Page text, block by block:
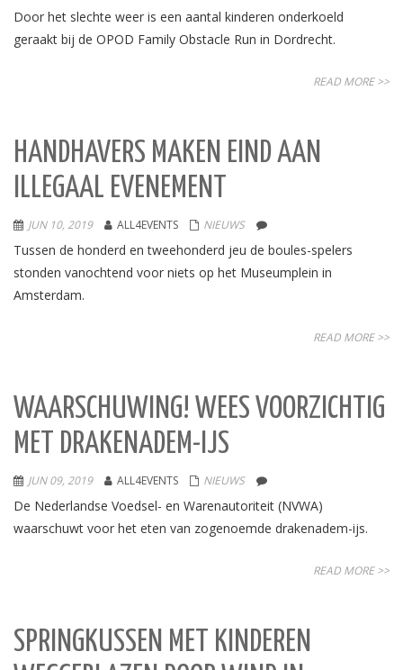
Door het slechte weer is een aantal kinderen onderkoeld
geraakt bij de OPOD Family Obstacle Run in Dordrecht.
READ MORE >>
HANDHAVERS MAKEN EIND AAN
ILLEGAAL EVENEMENT
JUN 10, 2019 ALL4EVENTS NIEUWS
Tussen de honderd en tweehonderd jeu de boules-spelers
stonden vanochtend voor niets op het Museumplein in
Amsterdam.
READ MORE >>
WAARSCHUWING! WEES VOORZICHTIG
MET DRAKENADEM-IJS
JUN 09, 2019 ALL4EVENTS NIEUWS
De Nederlandse Voedsel- en Warenautoriteit (NVWA)
waarschuwt voor het eten van zogenoemde drakenadem-ijs.
READ MORE >>
SPRINGKUSSEN MET KINDEREN